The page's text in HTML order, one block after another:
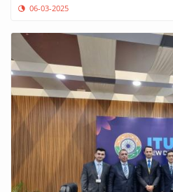
06-03-2025